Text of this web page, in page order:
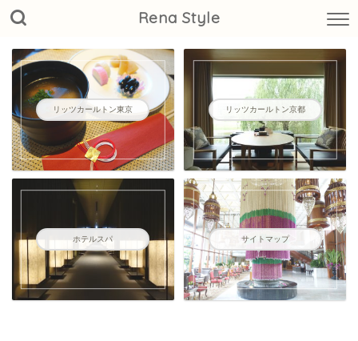
Rena Style
リッツカールトン東京 リッツカールトン京都
ホテルスパ サイトマップ